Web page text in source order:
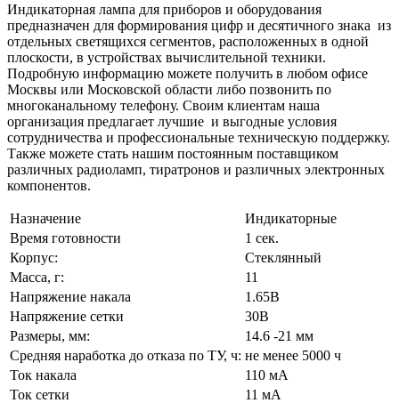
Индикаторная лампа для приборов и оборудования
предназначен для формирования цифр и десятичного знака из
отдельных светящихся сегментов, расположенных в одной
плоскости, в устройствах вычислительной техники.
Подробную информацию можете получить в любом офисе
Москвы или Московской области либо позвонить по
многоканальному телефону. Своим клиентам наша
организация предлагает лучшие и выгодные условия
сотрудничества и профессиональные техническую поддержку.
Также можете стать нашим постоянным поставщиком
различных радиоламп, тиратронов и различных электронных
компонентов.
Назначение
Индикаторные
Время готовности
1 сек.
Корпус:
Стеклянный
Масса, г:
11
Напряжение накала
1.65В
Напряжение сетки
30В
Размеры, мм:
14.6 -21 мм
Средняя наработка до отказа по ТУ, ч: не менее 5000 ч
Ток накала
110 мА
Ток сетки
11 мА